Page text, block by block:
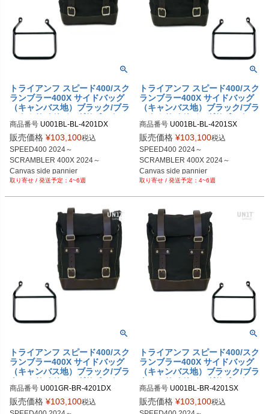
トライアンフ スピード400/スク
ランブラー400X サイドバッグ
（キャンバス地）ブラック/ブラ
ック＆サイドバッグサポートフ
レーム右側 キット ユニットガ
レージ
商品番号 U001BL-BL-4201DX
U001BL_BL+4201DX
販売価格 ¥103,100税込
SPEED400 2024～
SCRAMBLER 400X 2024～
Canvas side pannier
10L-14L Black/Black 4~6週
トライアンフ スピード400/スク
ランブラー400X サイドバッグ
（キャンバス地）ブラック/ブラ
ック＆サイドバッグサポートフ
レーム左側 キット ユニットガ
レージ
商品番号 U001BL-BL-4201SX
U001BL_BL+4201SX
販売価格 ¥103,100税込
SPEED400 2024～
SCRAMBLER 400X 2024～
Canvas side pannier
10L-14L Black/Black 4~6週
トライアンフ スピード400/スク
ランブラー400X サイドバッグ
（キャンバス地）ブラック/ブラ
ウン＆サイドバッグサポートフ
レーム右側 キット ユニットガ
レージ
商品番号 U001GR-BR-4201DX
U001GR_BR+4201DX
販売価格 ¥103,100税込
トライアンフ スピード400/スク
ランブラー400X サイドバッグ
（キャンバス地）ブラック/ブラ
ウン＆サイドバッグサポートフ
レーム左側 キット ユニットガ
レージ
商品番号 U001BL-BR-4201SX
U001BL_BR+4201SX
販売価格 ¥103,100税込